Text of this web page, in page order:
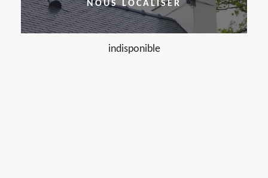
NOUS LOCALISER
indisponible